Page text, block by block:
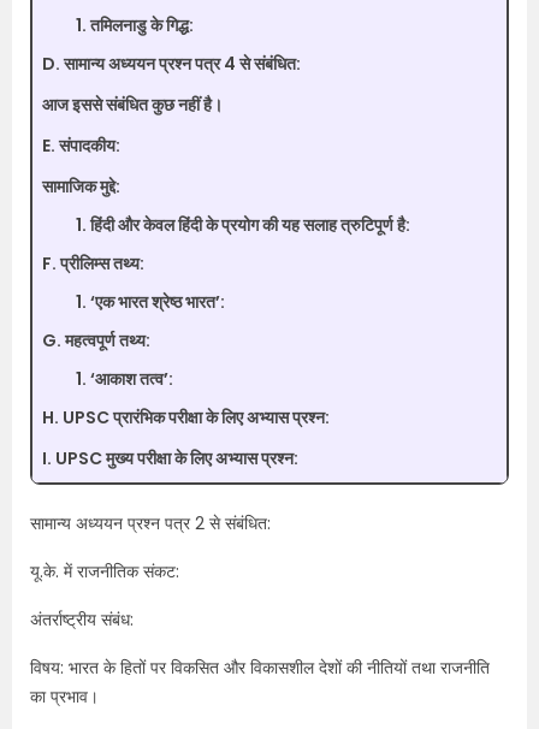
तमिलनाडु के गिद्ध:
D. सामान्य अध्ययन प्रश्न पत्र 4 से संबंधित:
आज इससे संबंधित कुछ नहीं है।
E. संपादकीय:
सामाजिक मुद्दे:
हिंदी और केवल हिंदी के प्रयोग की यह सलाह त्रुटिपूर्ण है:
F. प्रीलिम्स तथ्य:
‘एक भारत श्रेष्ठ भारत’:
G. महत्वपूर्ण तथ्य:
‘आकाश तत्व’:
H. UPSC प्रारंभिक परीक्षा के लिए अभ्यास प्रश्न:
I. UPSC मुख्य परीक्षा के लिए अभ्यास प्रश्न:
सामान्य अध्ययन प्रश्न पत्र 2 से संबंधित:
यू.के. में राजनीतिक संकट:
अंतर्राष्ट्रीय संबंध:
विषय: भारत के हितों पर विकसित और विकासशील देशों की नीतियों तथा राजनीति
का प्रभाव।